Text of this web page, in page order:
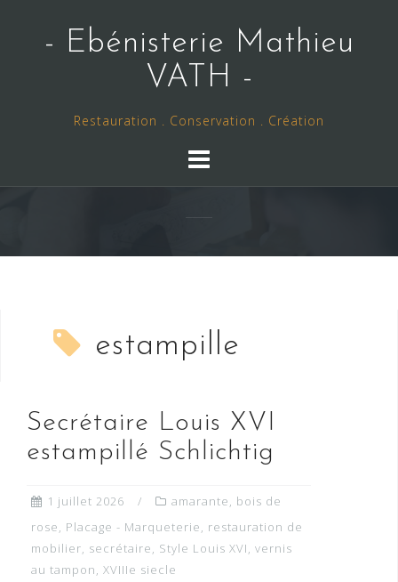
- Ebénisterie Mathieu
VATH -
Restauration . Conservation . Création
estampille
Secrétaire Louis XVI
estampillé Schlichtig
1 juillet 2026 amarante, bois de
rose, Placage - Marqueterie, restauration de
mobilier, secrétaire, Style Louis XVI, vernis
au tampon, XVIIIe siecle